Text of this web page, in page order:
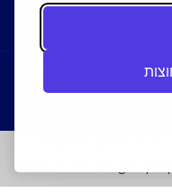
Claude is active in
active in this tab group